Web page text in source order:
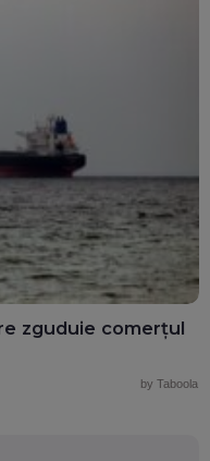
zguduie comerțul
by Taboola